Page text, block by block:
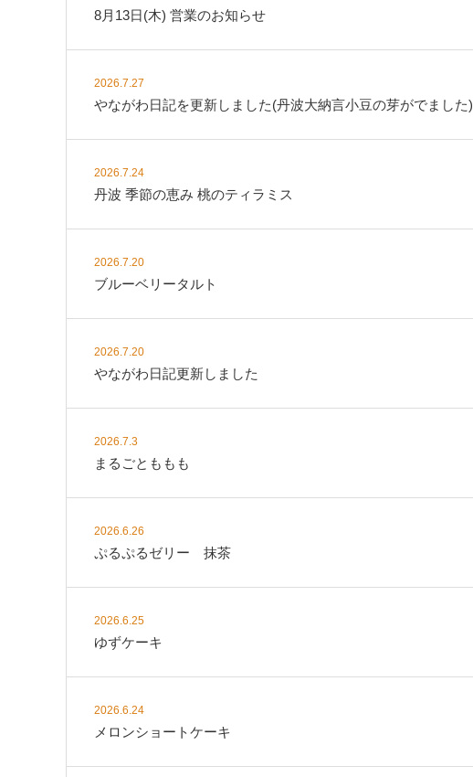
8月13日(木) 営業のお知らせ
2026.7.27
やながわ日記を更新しました(丹波大納言小豆の芽がでました)
2026.7.24
丹波 季節の恵み 桃のティラミス
2026.7.20
ブルーベリータルト
2026.7.20
やながわ日記更新しました
2026.7.3
まるごとももも
2026.6.26
ぷるぷるゼリー 抹茶
2026.6.25
ゆずケーキ
2026.6.24
メロンショートケーキ